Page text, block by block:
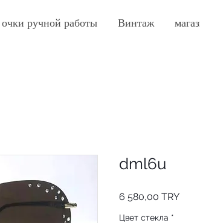
ручной работы Винтаж
dml6u
6 580,00 TRYЦена
Цвет стекла *